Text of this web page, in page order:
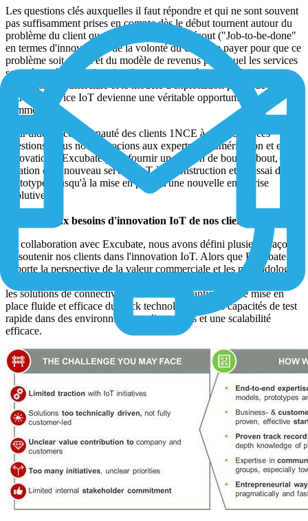
Les questions clés auxquelles il faut répondre et qui ne sont souvent
pas suffisamment prises en compte dès le début tournent autour du
problème du client que la technologie IoT résout ("Job-to-be-done"
en termes d'innovation), de la volonté du client de payer pour que ce
problème soit résolu et du modèle de revenus par lequel les services
sont rémunérés. Par la suite, il est souvent nécessaire d'ajuster
l'approche commerciale et le modèle d'exploitation pour que le
nouveau service IoT devienne une véritable opportunité
commerciale.
Pour aider la communauté des clients 1NCE à répondre à ces
questions, nous nous associons aux experts en numérisation et en
innovation d'Excubate pour fournir un soutien de bout en bout, de la
création d'un nouveau service IoT à la construction et à l'essai de
prototypes, jusqu'à la mise en place d'une nouvelle entreprise
évolutive.
Satisfaire aux besoins d'innovation IoT de nos clients
En collaboration avec Excubate, nous avons défini plusieurs façons
de soutenir nos clients dans l'innovation IoT. Alors que Excubate
apporte la perspective de la valeur commerciale et les méthodologies
les solutions de connectivité IoT 1NCE garantissent une mise en
place fluide et efficace du stack technologique, des capacités de test
rapide dans des environnements clients réels et une scalabilité
efficace.